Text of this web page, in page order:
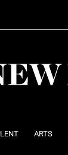
ARTS